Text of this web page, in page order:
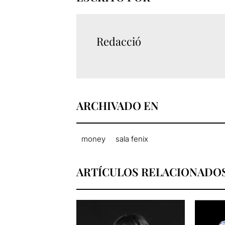
Redacció
ARCHIVADO EN
money sala fenix
ARTÍCULOS